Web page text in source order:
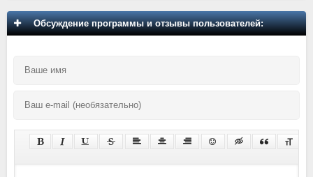
Обсуждение программы и отзывы пользователей: